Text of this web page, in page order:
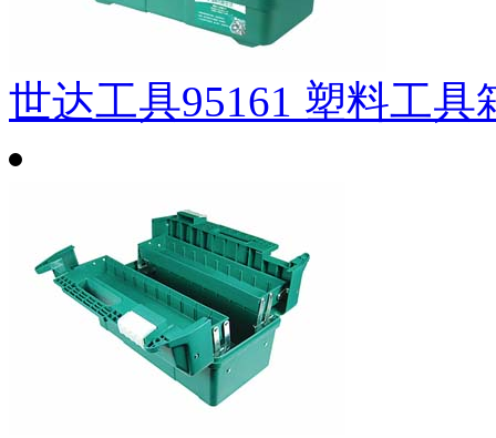
世达工具95161 塑料工具